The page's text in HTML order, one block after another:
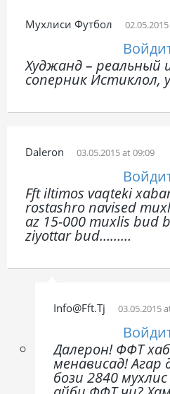
Мухлиси Футбол
Худжанд – реальный
соперник Истиклол,
Daleron 03.05.2015 at 09:09
Fft iltimos vaqteki
rostashro navised
az 15-000 muxlis bud
ziyottar bud………
Info@fft.tj 03.05.2015
Далерон! ФФТ
менависад! Агар
бози 2840